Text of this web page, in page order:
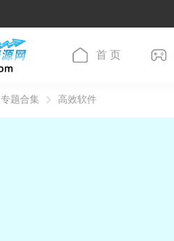
首 页
专题合集 高效软件